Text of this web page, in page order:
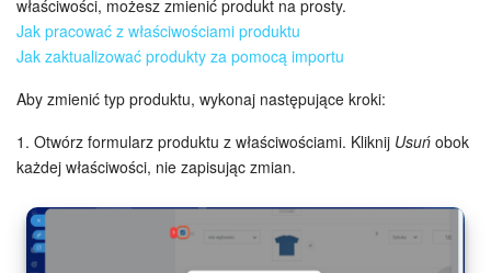
właściwości, możesz zmienić produkt na prosty.
Jak pracować z właściwościami produktu
Jak zaktualizować produkty za pomocą importu
Aby zmienić typ produktu, wykonaj następujące kroki:
1. Otwórz formularz produktu z właściwościami. Kliknij Usuń obok
każdej właściwości, nie zapisując zmian.